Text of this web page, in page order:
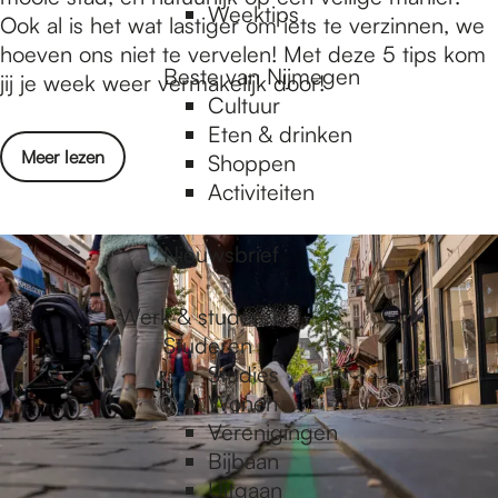
Weektips
Beste van Nijmegen
Cultuur
Eten & drinken
Shoppen
Activiteiten
Nieuwsbrief
Werk & studeren
Studeren
Studies
Wonen
Verenigingen
Bijbaan
Uitgaan
l
t
a
t
e
n
t
i
s
r
t
o
e
n
i
n
N
i
j
m
Ook al is het wat lastiger om iets te verzinnen, we
hoeven ons niet te vervelen! Met deze 5 tips kom
jij je week weer vermakelijk door!
Meer lezen
o
v
r
W
a
s
e
r
t